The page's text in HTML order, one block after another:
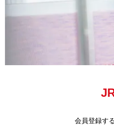
会員登録す